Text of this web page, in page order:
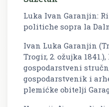
Luka Ivan Garanjin:
politiche sopra la
Ivan Luka Garanjin
Trogir, 2. ožujka
gospodarstveni
gospodarstvenik i
plemićke obitelji